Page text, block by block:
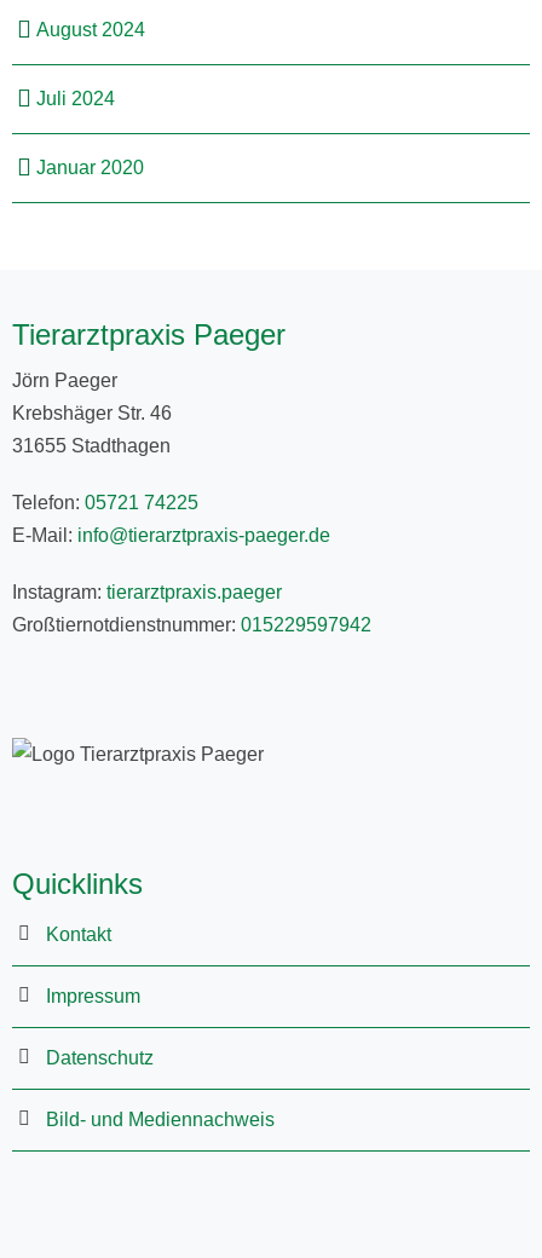
August 2024
Juli 2024
Januar 2020
Tierarztpraxis Paeger
Jörn Paeger
Krebshäger Str. 46
31655 Stadthagen
Telefon: 05721 74225
E-Mail: info@tierarztpraxis-paeger.de
Instagram: tierarztpraxis.paeger
Großtiernotdienstnummer: 015229597942
Quicklinks
Kontakt
Impressum
Datenschutz
Bild- und Mediennachweis